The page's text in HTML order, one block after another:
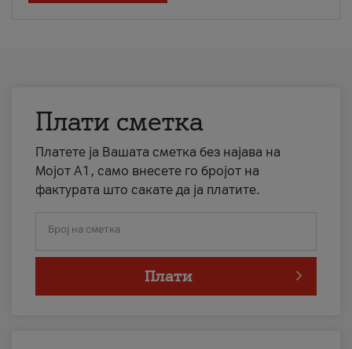
Плати сметка
Платете ја Вашата сметка без најава на
Мојот А1, само внесете го бројот на
фактурата што сакате да ја платите.
Број на сметка
Плати